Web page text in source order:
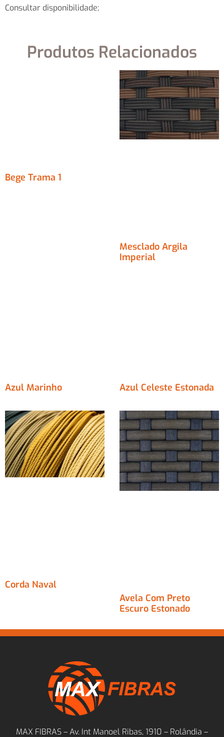
Consultar disponibilidade;
Produtos Relacionados
Bege Trama 1
Mesclado Argila
Imperial
Azul Marinho Azul Celeste Estonada
Corda Naval
Avela Com Preto
Escuro Estonado
MAX FIBRAS – Av. Int Manoel Ribas, 1910 – Rolândia –